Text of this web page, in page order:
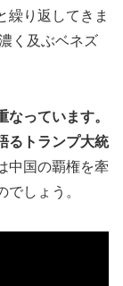
繰り返してきま
く及ぶベネズ
っています。
るトランプ大統
中国の覇権を牽
しょう。